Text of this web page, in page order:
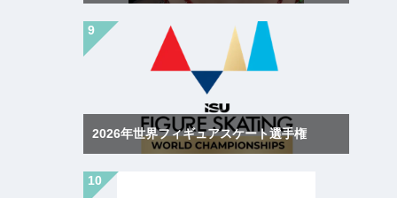
2026年世界フィギュアスケート選手権